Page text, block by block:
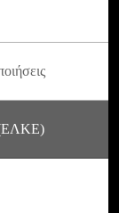
(ΕΛΚΕ)